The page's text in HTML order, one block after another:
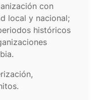
con
local y nacional;
históricos